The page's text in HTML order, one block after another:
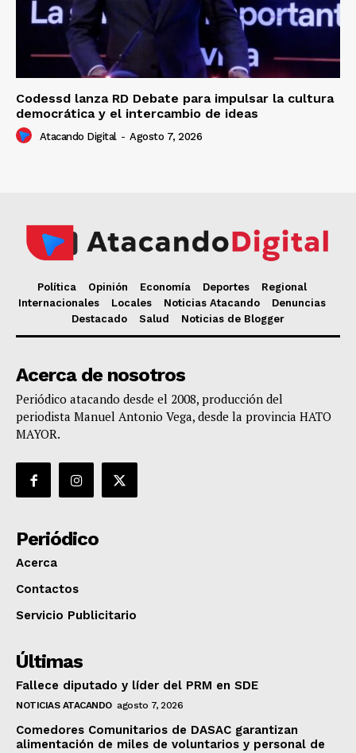
Codessd lanza RD Debate para impulsar la cultura
democrática y el intercambio de ideas
Atacando Digital - Agosto 7, 2026
Política Opinión Economía Deportes
Regional
Internacionales
Locales Noticias Atacando
Denuncias
Destacado
Salud Noticias de Blogger
Acerca de nosotros
Periódico atacando desde el 2008, producción del
periodista Manuel Antonio Vega, desde la provincia HATO
MAYOR.
Periódico
Acerca
Contactos
Servicio Publicitario
Últimas
Fallece diputado y líder del PRM en SDE
NOTICIAS ATACANDO agosto 7, 2026
Comedores Comunitarios de DASAC garantizan
alimentación de miles de voluntarios y personal de